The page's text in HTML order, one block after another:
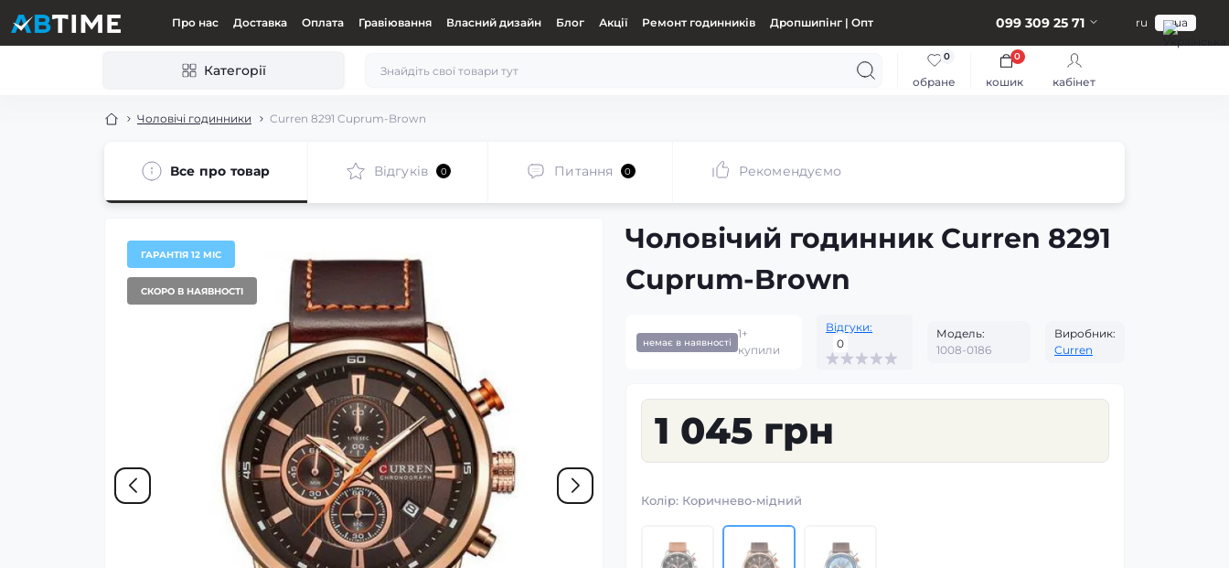
Про нас Доставка Оплата Гравіювання Власний дизайн Блог Акції Ремонт годинників Дропшипінг | Опт 099 309 25 71 ru ua
Категорії
обране
0
кошик
0
кабінет
Чоловічі годинники Curren 8291 Cuprum-Brown
Все про товар Відгуків 0 Питання 0 Рекомендуємо
ГАРАНТІЯ 12 МІС
СКОРО В НАЯВНОСТІ
Чоловічий годинник Curren 8291
Cuprum-Brown
немає в наявності
1+
купили
Відгуки:
0
Модель:
1008-0186
Виробник:
Curren
1 045 грн
Колір: Коричнево-мідний